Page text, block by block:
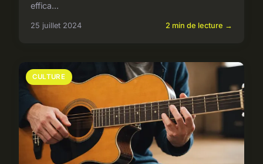
effica...
25 juillet 2024 2 min de lecture →
CULTURE